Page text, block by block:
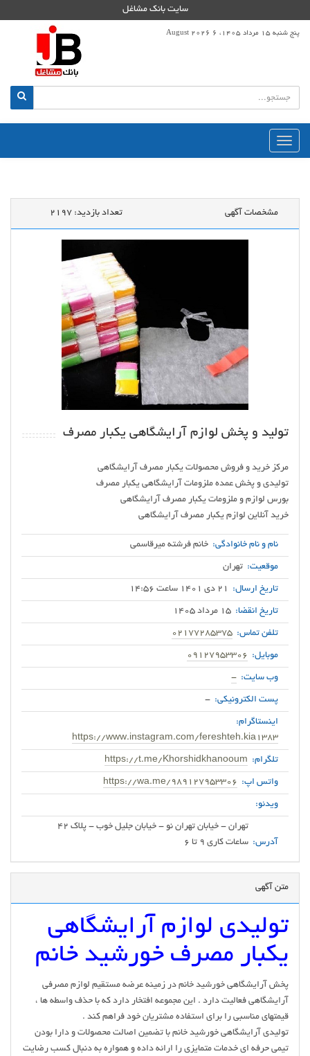
سایت بانک مشاغل
پنج شنبه 15 مرداد 1405، 6 August 2026
منوی
اصلی
مشخصات آگهی تعداد بازدید: 2197
تولید و پخش لوازم آرایشگاهی یکبار مصرف
خرید آنلاین لوازم یکبار مصرف آرایشگاهی
نام و نام خانوادگی: خانم فرشته میرقاسمی
موقعیت: تهران
تاریخ ارسال: 21 دی 1401 ساعت 14:56
تاریخ انقضا: 15 مرداد 1405
تلفن تماس: 02177285375
موبایل: 09127953306
وب سایت: -
پست الکترونیکی: -
اینستاگرام:
https://www.instagram.com/fereshteh.kia1383
تلگرام: https://t.me/Khorshidkhanooum
واتس اپ: https://wa.me/989127953306
ویدئو:
آدرس: ساعات کاری 9 تا 6
متن آگهی
تولیدی لوازم آرایشگاهی
یکبار مصرف خورشید خانم
پخش آرایشگاهی خورشید خانم در زمینه عرضه مستقیم لوازم مصرفی
آرایشگاهی فعالیت دارد . این مجموعه افتخار دارد که با حذف واسطه ها ،
قیمتهای مناسبی را برای استفاده مشتریان خود فراهم کند .
تولیدی آرایشگاهی خورشید خانم با تضمین اصالت محصولات و دارا بودن
تیمی حرفه ای خدمات متمایزی را ارائه داده و همواره به دنبال کسب رضایت